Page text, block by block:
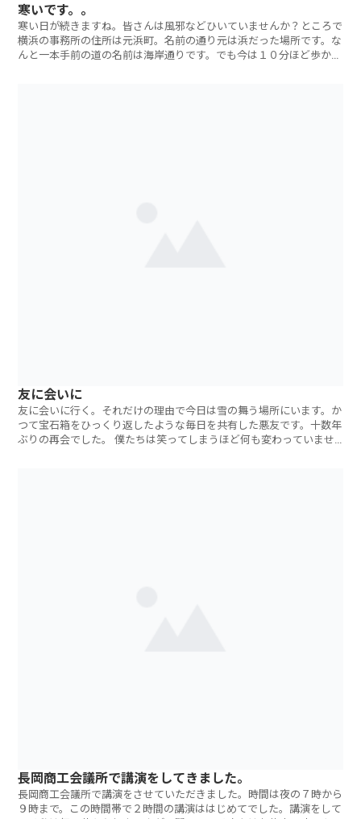
寒いです。。
寒い日が続きますね。皆さんは風邪などひいていませんか？ところで
横浜の事務所の住所は元浜町。名前の通り元は浜だった場所です。な
んと一本手前の道の名前は海岸通りです。でも今は１０分ほど歩かな
友に会いに
友に会いに行く。それだけの理由で今日は雪の舞う場所にいます。か
つて宝石箱をひっくり返したような毎日を共有した悪友です。十数年
ぶりの再会でした。 僕たちは笑ってしまうほど何も変わっていませ
長岡商工会議所で講演をしてきました。
長岡商工会議所で講演をさせていただきました。時間は夜の７時から
９時まで。この時間帯で２時間の講演ははじめてでした。講演をして